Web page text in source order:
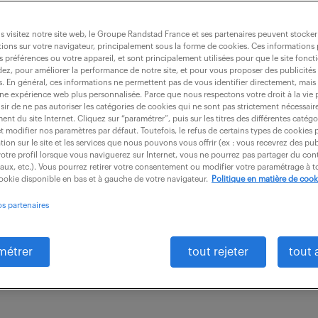
h)
intérim 3 mois 27 000 € / an
commercial, vous effectuez la saisie des
le suivi stocks, les relances clients,
visitez notre site web, le Groupe Randstad France et ses partenaires peuvent
sur votre navigateur, principalement sous la forme de cookies. Ces informations
préférences ou votre appareil, et sont principalement utilisées pour que le site
pour améliorer la performance de notre site, et pour vous proposer des publicités
En général, ces informations ne permettent pas de vous identifier directement,
expérience web plus personnalisée. Parce que nous respectons votre droit à la vie
de ne pas autoriser les catégories de cookies qui ne sont pas strictement
du site Internet. Cliquez sur “paramétrer”, puis sur les titres des différentes
modifier nos paramètres par défaut. Toutefois, le refus de certains types de cookies
sur le site et les services que nous pouvons vous offrir (ex : vous recevrez des
profil lorsque vous naviguerez sur Internet, vous ne pourrez pas partager du
etc.). Vous pourrez retirer votre consentement ou modifier votre paramétrage à
disponible en bas et à gauche de votre navigateur.
Politique en matière de
partenaires
tout rejeter tout